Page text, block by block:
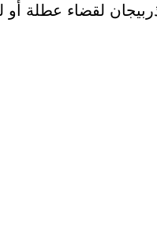
لقضاء عطلة